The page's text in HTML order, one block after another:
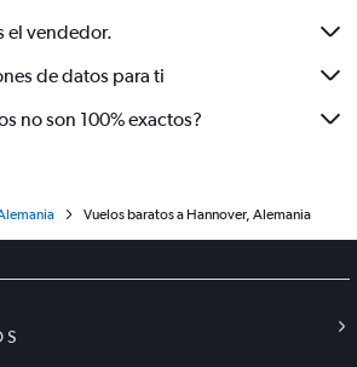
el vendedor.
de datos para ti
no son 100% exactos?
Vuelos baratos a Hannover, Alemania